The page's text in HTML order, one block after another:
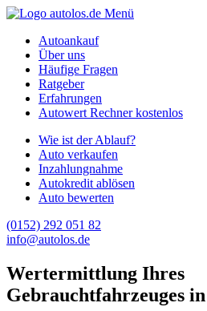
Menü
Autoankauf
Über uns
Häufige Fragen
Ratgeber
Erfahrungen
Autowert Rechner kostenlos
Wie ist der Ablauf?
Auto verkaufen
Inzahlungnahme
Autokredit ablösen
Auto bewerten
(0152) 292 051 82
info@autolos.de
Wertermittlung Ihres
Gebrauchtfahrzeuges